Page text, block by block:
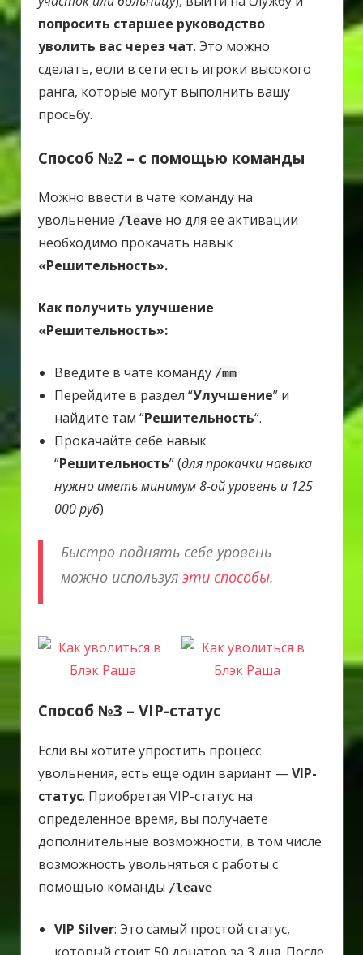
попросить старшее руководство
уволить вас через чат. Это можно
сделать, если в сети есть игроки высокого
ранга, которые могут выполнить вашу
просьбу.
Способ №2 – с помощью команды
Можно ввести в чате команду на
увольнение /leaveно для ее активации
необходимо прокачать навык
«Решительность».
Как получить улучшение
«Решительность»:
Введите в чате команду /mm
Перейдите в раздел “Улучшение” и
найдите там “Решительность“.
Прокачайте себе навык
“Решительность” (для прокачки навыка
нужно иметь минимум 8-ой уровень и 125
000 руб)
Быстро поднять себе уровень
можно используяэти способы.
Способ №3 – VIP-статус
Если вы хотите упростить процесс
увольнения, есть еще один вариант —VIP-
статус. Приобретая VIP-статус на
определенное время, вы получаете
дополнительные возможности, в том числе
возможность увольняться с работы с
помощью команды /leave
VIP Silver: Это самый простой статус,